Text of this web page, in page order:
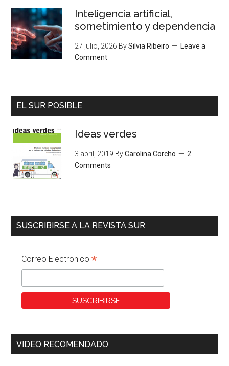
Inteligencia artificial,
sometimiento y dependencia
27 julio, 2026 BySilvia Ribeiro
Leave a
Comment
EL SUR POSIBLE
Ideas verdes
3 abril, 2019 ByCarolina Corcho
2
Comments
SUSCRIBIRSE A LA REVISTA SUR
Correo Electronico*
VIDEO RECOMENDADO